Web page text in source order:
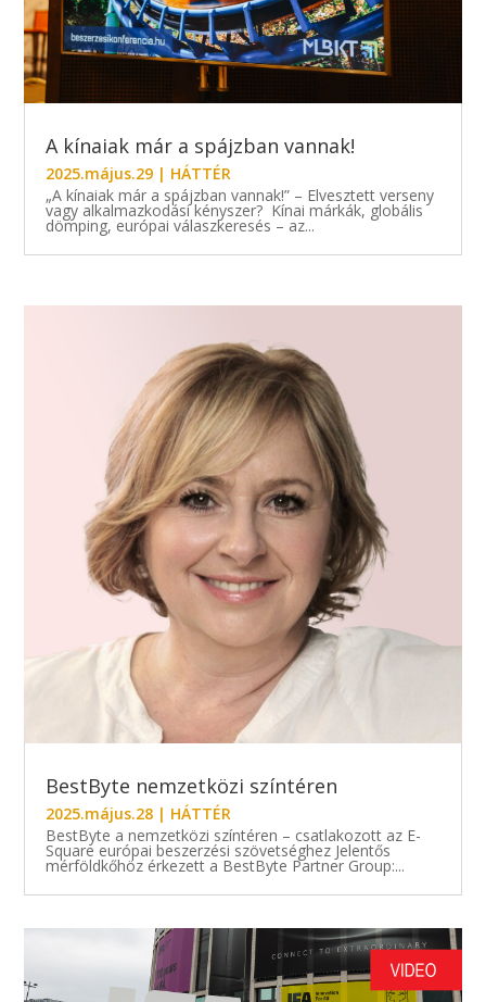
A kínaiak már a spájzban vannak!
2025.május.29 | HÁTTÉR
„A kínaiak már a spájzban vannak!” – Elvesztett verseny
vagy alkalmazkodási kényszer? Kínai márkák, globális
dömping, európai válaszkeresés – az...
BestByte nemzetközi színtéren
2025.május.28 | HÁTTÉR
BestByte a nemzetközi színtéren – csatlakozott az E-
Square európai beszerzési szövetséghez Jelentős
mérföldkőhöz érkezett a BestByte Partner Group:...